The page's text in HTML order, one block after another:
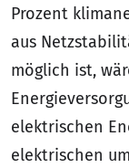
Prozent
aus
möglich ist,
elektrischen
elektrischen